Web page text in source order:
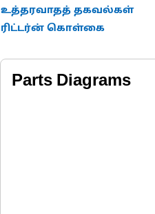
உத்தரவாதத் தகவல்கள்
ரிட்டர்ன் கொள்கை
Parts Diagrams